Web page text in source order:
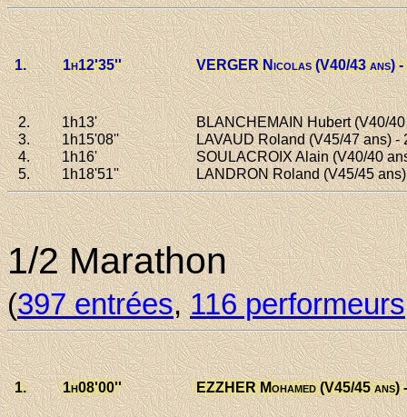
1. 1h12'35'' VERGER Nicolas(V40/43 ans)
2. 1h13' BLANCHEMAIN Hubert(V40/40
3.
1h15'08'' LAVAUD Roland(V45/47 ans) -
4.
1h16' SOULACROIX Alain(V40/40
5.
1h18'51'' LANDRON Roland(V45/45
1/2 Marathon
(397 entrées,116 performeurs
1. 1h08'00'' EZZHER Mohamed(V45/45 ans)